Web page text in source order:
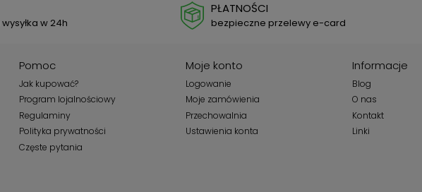
w 24h
PŁATNOŚCI
bezpieczne przelewy e-card
Pomoc
Jak kupować?
Program lojalnościowy
Regulaminy
Polityka prywatności
Częste pytania
Moje konto
Logowanie
Moje zamówienia
Przechowalnia
Ustawienia konta
Informacje
Blog
O nas
Kontakt
Linki